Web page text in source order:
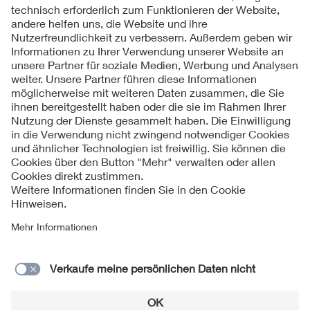
Folgen Sie uns
Kontakt
Impressum
Datenschutzinformationen
Cookie Hinweise
Compliance
Jahresarchiv
© 2026 VDE Verband der Elektrotechnik Elektronik